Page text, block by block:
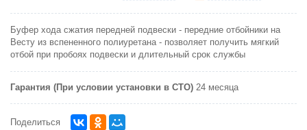
Буфер хода сжатия передней подвески - передние отбойники на
Весту из вспененного полиуретана - позволяет получить мягкий
отбой при пробоях подвески и длительный срок службы
Гарантия (При условии установки в СТО) 24 месяца
Поделиться